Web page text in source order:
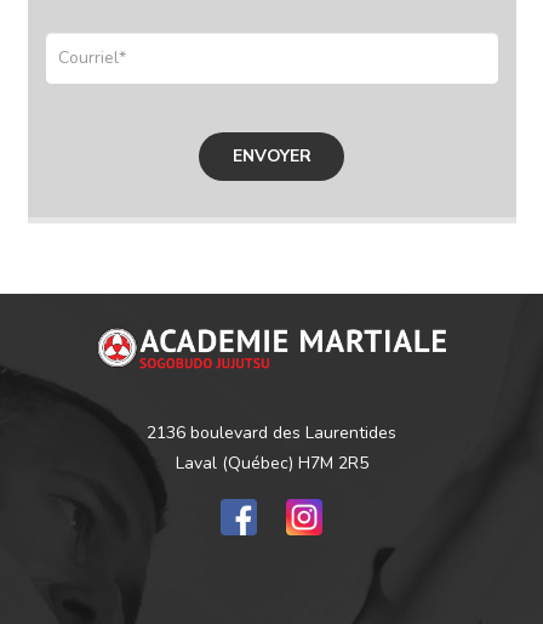
2136 boulevard des Laurentides
Laval (Québec) H7M 2R5